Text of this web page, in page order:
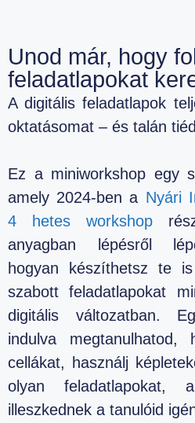
Unod már, hogy
feladatlapokat
A digitális feladatlapok
oktatásomat – és talán
Ez a miniworkshop egy
amely 2024-ben a Nyári
4 hetes workshop
anyagban lépésről
hogyan készíthetsz te
szabott feladatlapokat
digitális változatban.
indulva megtanulhatod,
cellákat, használj
olyan feladatlapokat,
illeszkednek a tanulóid